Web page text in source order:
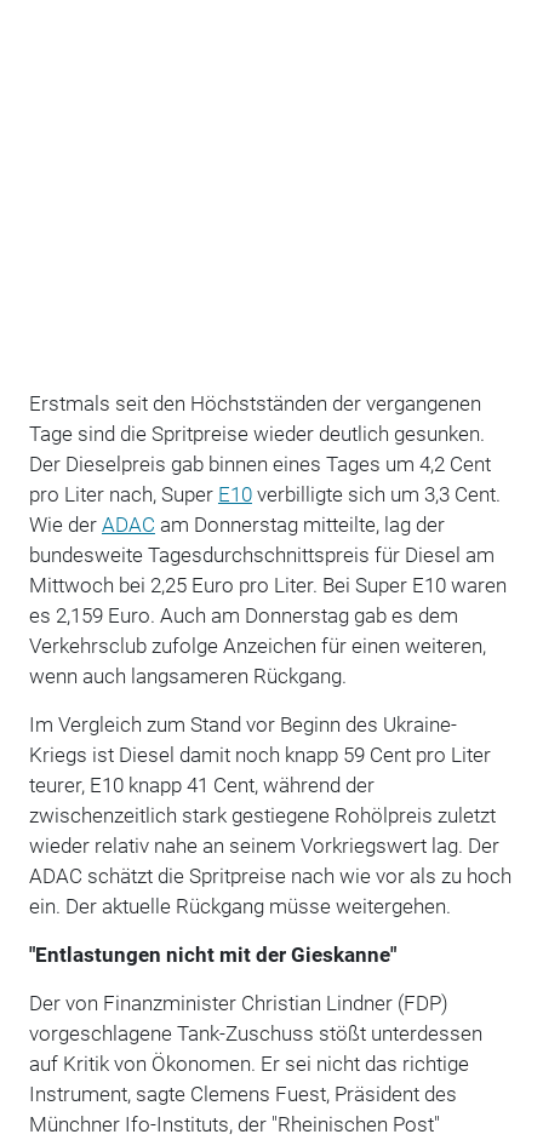
Erstmals seit den Höchstständen der vergangenen
Tage sind die Spritpreise wieder deutlich gesunken.
Der Dieselpreis gab binnen eines Tages um 4,2 Cent
pro Liter nach, Super E10verbilligte sich um 3,3 Cent.
Wie der ADAC am Donnerstag mitteilte, lag der
bundesweite Tagesdurchschnittspreis für Diesel am
Mittwoch bei 2,25 Euro pro Liter. Bei Super E10 waren
es 2,159 Euro. Auch am Donnerstag gab es dem
Verkehrsclub zufolge Anzeichen für einen weiteren,
wenn auch langsameren Rückgang.
Im Vergleich zum Stand vor Beginn des Ukraine-
Kriegs ist Diesel damit noch knapp 59 Cent pro Liter
teurer, E10 knapp 41 Cent, während der
zwischenzeitlich stark gestiegene Rohölpreis zuletzt
wieder relativ nahe an seinem Vorkriegswert lag. Der
ADAC schätzt die Spritpreise nach wie vor als zu hoch
ein. Der aktuelle Rückgang müsse weitergehen.
"Entlastungen nicht mit der Gieskanne"
Der von Finanzminister Christian Lindner (FDP)
vorgeschlagene Tank-Zuschuss stößt unterdessen
auf Kritik von Ökonomen. Er sei nicht das richtige
Instrument, sagte Clemens Fuest, Präsident des
Münchner Ifo-Instituts, der "Rheinischen Post"